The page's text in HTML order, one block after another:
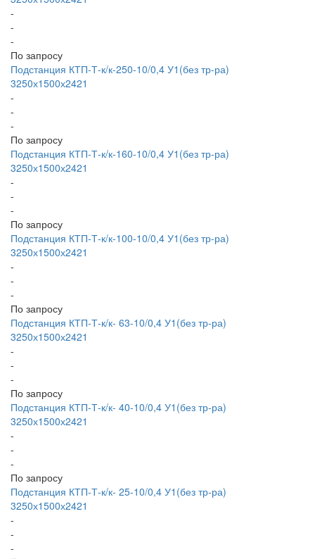
-
-
-
По запросу
Подстанция КТП-Т-к/к-250-10/0,4 У1(без тр-ра)
3250х1500х2421
-
-
-
По запросу
Подстанция КТП-Т-к/к-160-10/0,4 У1(без тр-ра)
3250х1500х2421
-
-
-
По запросу
Подстанция КТП-Т-к/к-100-10/0,4 У1(без тр-ра)
3250х1500х2421
-
-
-
По запросу
Подстанция КТП-Т-к/к- 63-10/0,4 У1(без тр-ра)
3250х1500х2421
-
-
-
По запросу
Подстанция КТП-Т-к/к- 40-10/0,4 У1(без тр-ра)
3250х1500х2421
-
-
-
По запросу
Подстанция КТП-Т-к/к- 25-10/0,4 У1(без тр-ра)
3250х1500х2421
-
-
-